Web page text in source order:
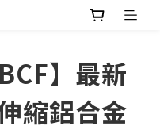
】最新
縮鋁合金